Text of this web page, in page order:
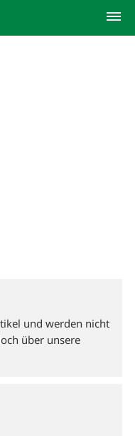
und werden nicht
über unsere